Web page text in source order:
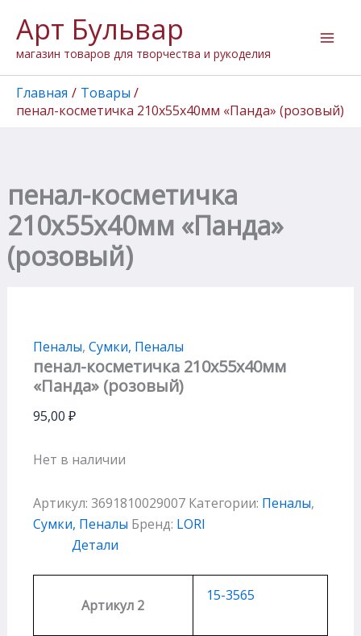
содержимому
Арт Бульвар
магазин товаров для творчества и рукоделия
Главная
Товары
пенал-косметичка 210х55х40мм «Панда» (розовый)
пенал-косметичка
210х55х40мм «Панда»
(розовый)
Пеналы, Сумки, Пеналы
пенал-косметичка 210х55х40мм
«Панда» (розовый)
95,00 ₽
Нет в наличии
Артикул: 3691810029007 Категории: Пеналы,
Сумки, Пеналы Бренд: LORI
Детали
Артикул 2
15-3565